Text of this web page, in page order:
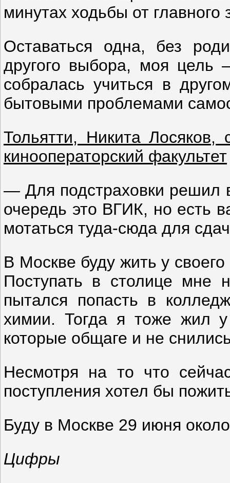
минутах ходьбы от главного
Оставаться одна, без
другого выбора, моя цель
собралась учиться в
бытовыми проблемами
Тольятти, Никита Лосяков,
кинооператорский факультет
— Для подстраховки решил
очередь это ВГИК, но есть
мотаться туда-сюда для
В Москве буду жить у
Поступать в столице мне
пытался попасть в
химии. Тогда я тоже жил у
которые общаге и не
Несмотря на то что
поступления хотел бы
Буду в Москве 29 июня
Цифры